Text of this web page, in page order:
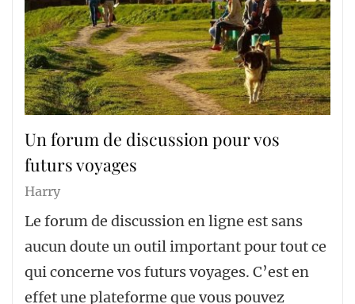
Un forum de discussion pour vos
futurs voyages
Harry
Le forum de discussion en ligne est sans
aucun doute un outil important pour tout ce
qui concerne vos futurs voyages. C’est en
effet une plateforme que vous pouvez